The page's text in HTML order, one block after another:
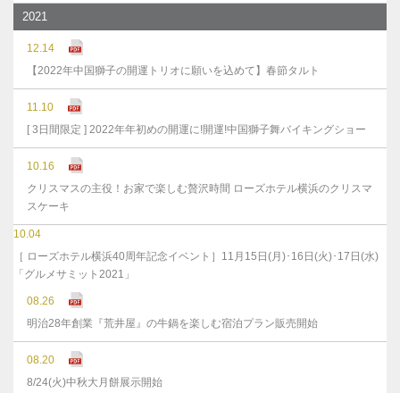
2021
12.14
【2022年中国獅子の開運トリオに願いを込めて】春節タルト
11.10
[ 3日間限定 ] 2022年年初めの開運に!開運!中国獅子舞バイキングショー
10.16
クリスマスの主役！お家で楽しむ贅沢時間 ローズホテル横浜のクリスマ
スケーキ
10.04
［ ローズホテル横浜40周年記念イベント］11月15日(月)･16日(火)･17日(水)
「グルメサミット2021」
08.26
明治28年創業『荒井屋』の牛鍋を楽しむ宿泊プラン販売開始
08.20
8/24(火)中秋大月餅展示開始